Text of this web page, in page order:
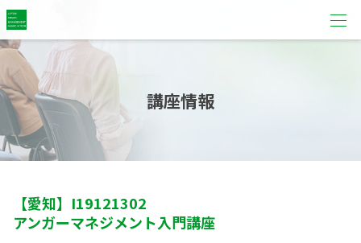
講座情報
【愛知】 I19121302
アンガーマネジメント入門講座